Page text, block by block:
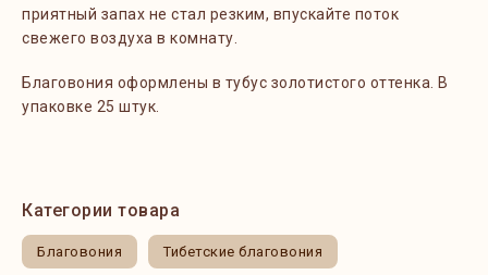
приятный запах не стал резким, впускайте поток
свежего воздуха в комнату.
Благовония оформлены в тубус золотистого оттенка. В
упаковке 25 штук.
Категории товара
Благовония Тибетские благовония